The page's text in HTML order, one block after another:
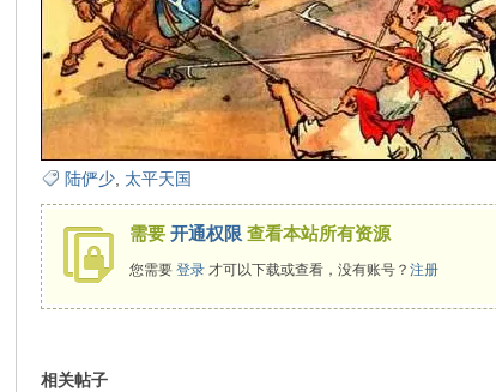
陆俨少 太平天国
需要开通权限 查看本站所有资源
您需要登录 才可以下载或查看，没有账号？注册
相关帖子